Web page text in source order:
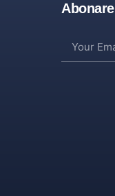
Abonare